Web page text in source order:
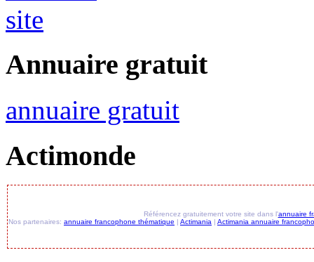
Annuaire gratuit
annuaire gratuit
Actimonde
Référencez gratuitement votre site dans l'annuaire
Nos partenaires: annuaire francophone thématique Actimania Actimania annuaire